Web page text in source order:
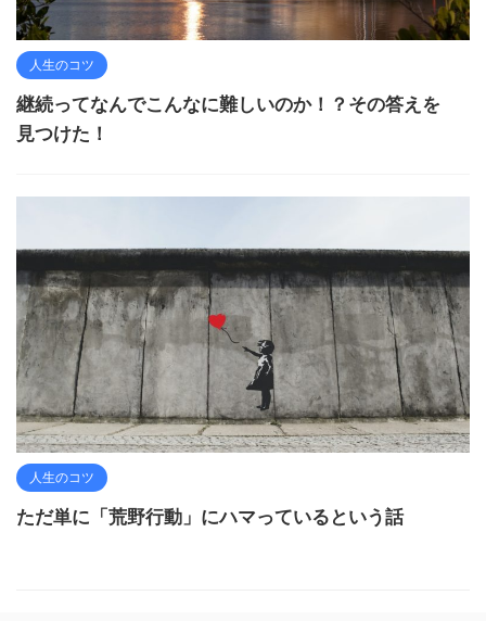
人生のコツ
継続ってなんでこんなに難しいのか！？その答えを
見つけた！
人生のコツ
ただ単に「荒野行動」にハマっているという話